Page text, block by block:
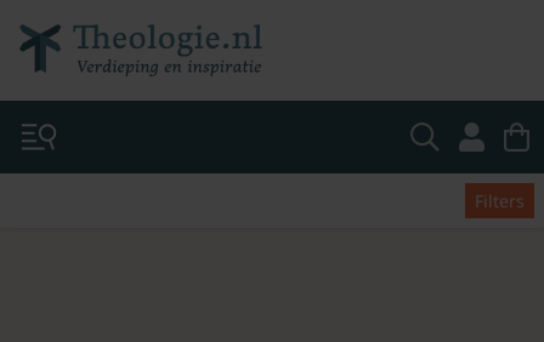
Filters